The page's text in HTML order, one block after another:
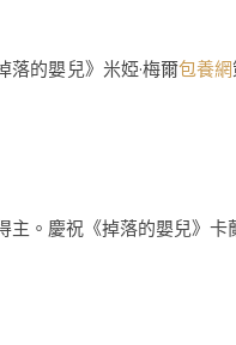
落的嬰兒》米婭·梅爾包養網
主。慶祝《掉落的嬰兒》卡